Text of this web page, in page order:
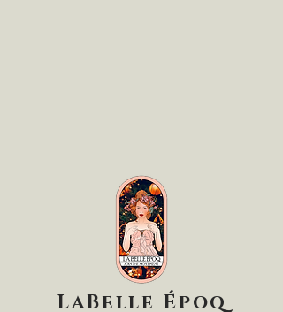
LaBelle Époq